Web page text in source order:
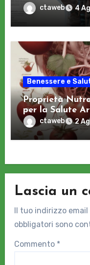
ctaweb 4
Benessere e
Proprietà
per la Salute
ctaweb 2
Lascia un
Il tuo indirizzo
obbligatori sono
Commento *